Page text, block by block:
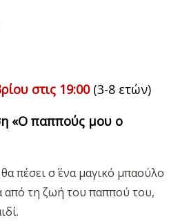
στις 19:00 (3-8 ετών)
«Ο παππούς μου ο
πέσει σ΄ ένα μαγικό μπαούλο
από τη ζωή του παππού του,